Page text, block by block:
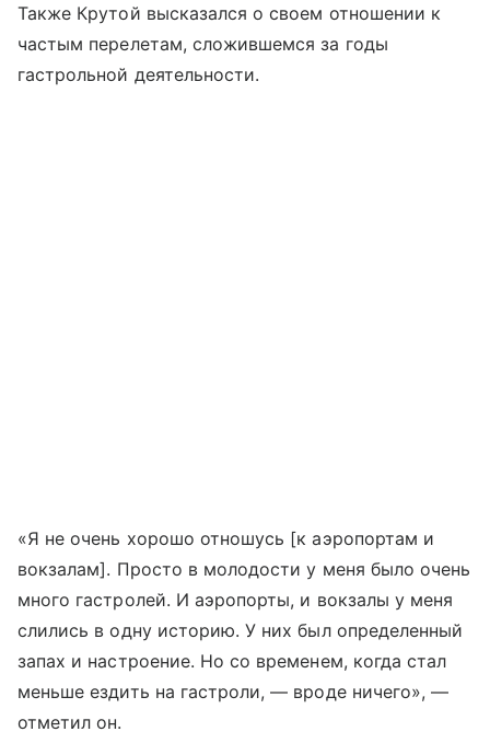
Также Крутой высказался о своем отношении к
частым перелетам, сложившемся за годы
гастрольной деятельности.
«Я не очень хорошо отношусь [к аэропортам и
вокзалам]. Просто в молодости у меня было очень
много гастролей. И аэропорты, и вокзалы у меня
слились в одну историю. У них был определенный
запах и настроение. Но со временем, когда стал
меньше ездить на гастроли, — вроде ничего», —
отметил он.